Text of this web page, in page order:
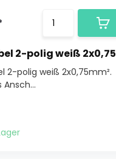
2-polig weiß 2x0,75
2-polig weiß 2x0,75mm².
Ansch...